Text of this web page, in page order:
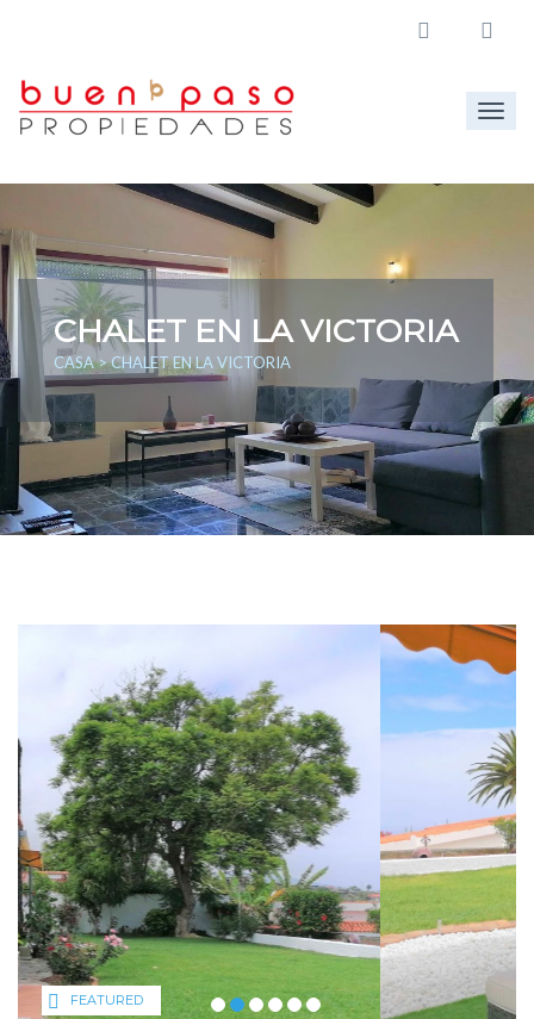
CHALET EN LA VICTORIA
CASA> CHALET EN LA VICTORIA
FEATURED